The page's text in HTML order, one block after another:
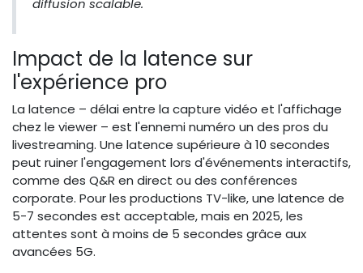
diffusion scalable.
Impact de la latence sur
l'expérience pro
La latence – délai entre la capture vidéo et l'affichage
chez le viewer – est l'ennemi numéro un des pros du
livestreaming. Une latence supérieure à 10 secondes
peut ruiner l'engagement lors d'événements interactifs,
comme des Q&R en direct ou des conférences
corporate. Pour les productions TV-like, une latence de
5-7 secondes est acceptable, mais en 2025, les
attentes sont à moins de 5 secondes grâce aux
avancées 5G.